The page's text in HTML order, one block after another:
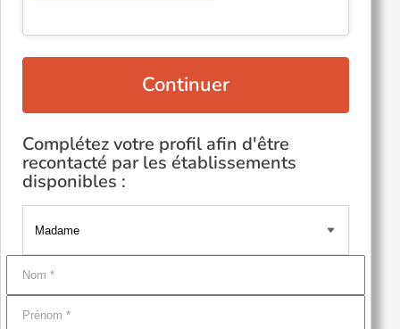
Continuer
Complétez votre profil afin d'être
recontacté par les établissements
disponibles :